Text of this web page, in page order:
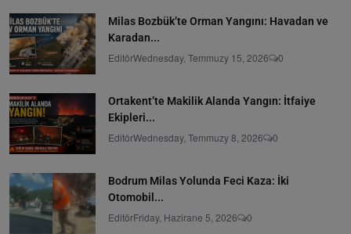
Milas Bozbük’te Orman Yangını: Havadan ve
Karadan...
EditörWednesday, Temmuzy 15, 2026 0
Ortakent’te Makilik Alanda Yangın: İtfaiye
Ekipleri...
EditörWednesday, Temmuzy 8, 2026 0
Bodrum Milas Yolunda Feci Kaza: İki
Otomobil...
EditörFriday, Hazirane 5, 2026 0